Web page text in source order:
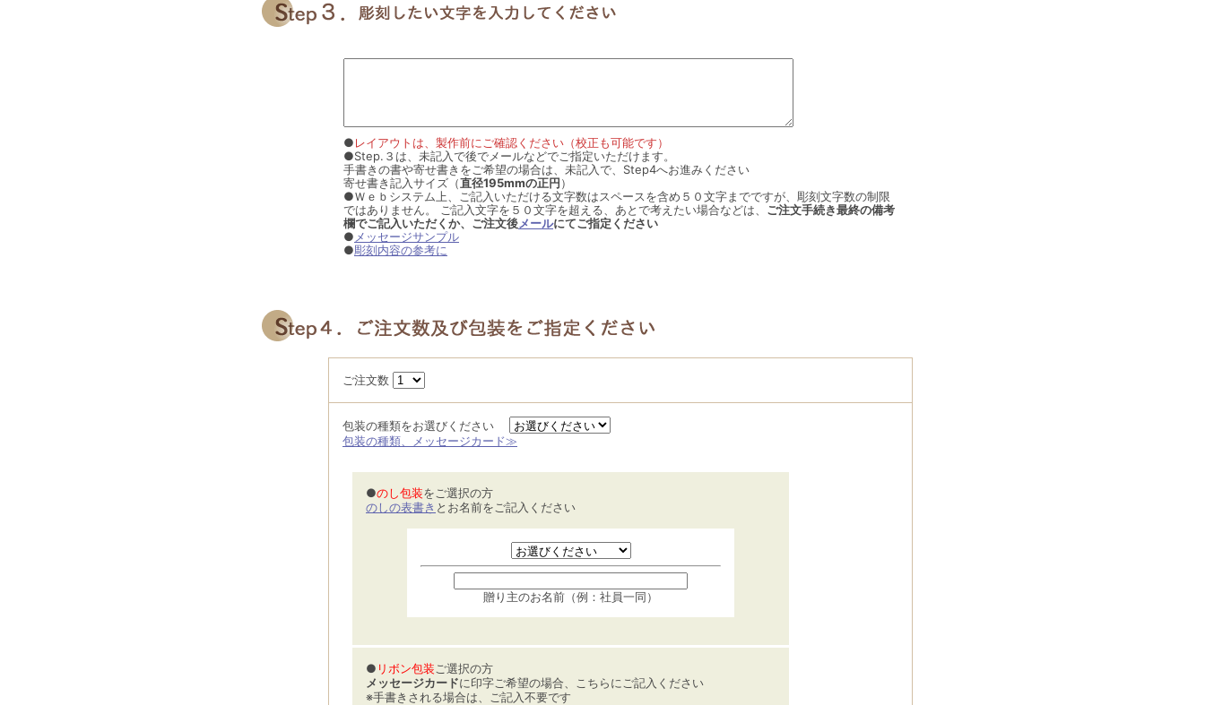
●レイアウトは、製作前にご確認ください（校正も可能です）
●Step.３は、未記入で後でメールなどでご指定いただけます。
手書きの書や寄せ書きをご希望の場合は、未記入で、Step4へお進みください
寄せ書き記入サイズ（直径195mmの正円）
●Ｗｅｂシステム上、ご記入いただける文字数はスペースを含め５０文字までですが、彫刻文字数の制限
ではありません。 ご記入文字を５０文字を超える、あとで考えたい場合などは、 ご注文手続き最終の備考
欄でご記入いただくか、ご注文後メールにてご指定ください
● メッセージサンプル
●彫刻内容の参考に
ご注文数
包装の種類をお選びください
包装の種類、メッセージカード≫
●のし包装をご選択の方
のしの表書き とお名前をご記入ください
贈り主のお名前（例：社員一同）
● リボン包装 ご選択の方
メッセージカードに印字ご希望の場合、こちらにご記入ください
※手書きされる場合は、ご記入不要です